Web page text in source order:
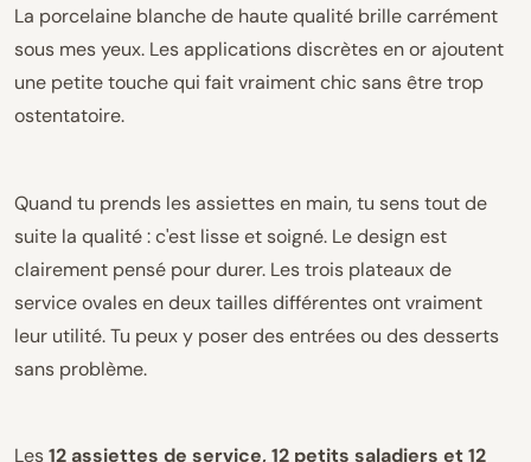
La porcelaine blanche de haute qualité brille carrément
sous mes yeux. Les applications discrètes en or ajoutent
une petite touche qui fait vraiment chic sans être trop
ostentatoire.
Quand tu prends les assiettes en main, tu sens tout de
suite la qualité : c'est lisse et soigné. Le design est
clairement pensé pour durer. Les trois plateaux de
service ovales en deux tailles différentes ont vraiment
leur utilité. Tu peux y poser des entrées ou des desserts
sans problème.
Les12 assiettes de service, 12 petits saladiers et 12